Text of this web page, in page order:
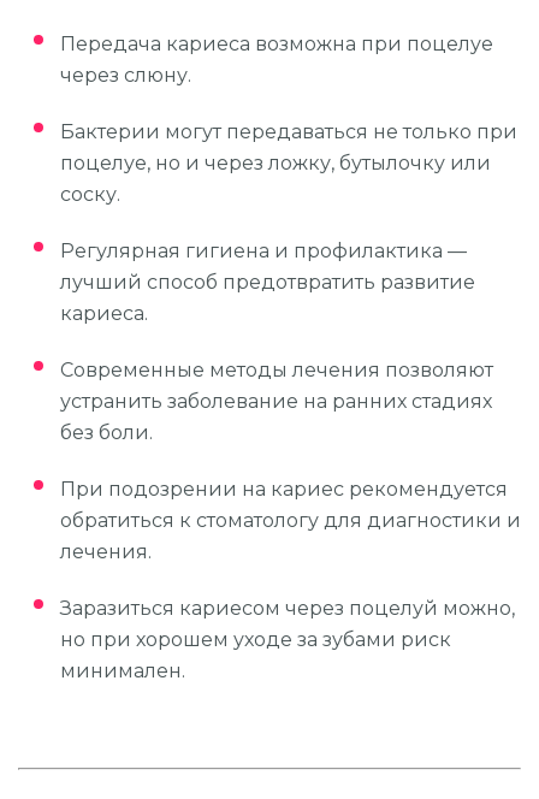
Передача кариеса возможна при поцелуе
через слюну.
Бактерии могут передаваться не только при
поцелуе, но и через ложку, бутылочку или
соску.
Регулярная гигиена и профилактика —
лучший способ предотвратить развитие
кариеса.
Современные методы лечения позволяют
устранить заболевание на ранних стадиях
без боли.
При подозрении на кариес рекомендуется
обратиться к стоматологу для диагностики и
лечения.
Заразиться кариесом через поцелуй можно,
но при хорошем уходе за зубами риск
минимален.